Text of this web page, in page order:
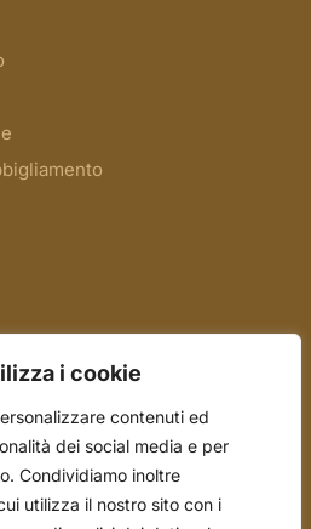
i cookie
contenuti ed
dei social media e per
Condividiamo inoltre
utilizza il nostro sito con i